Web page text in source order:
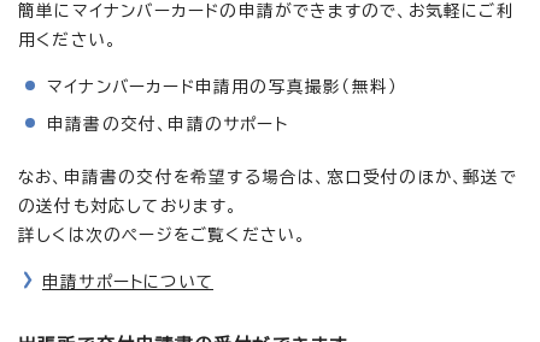
簡単にマイナンバーカードの申請ができますので、お気軽にご利
用ください。
マイナンバーカード申請用の写真撮影（無料）
申請書の交付、申請のサポート
なお、申請書の交付を希望する場合は、窓口受付のほか、郵送で
の送付も対応しております。
詳しくは次のページをご覧ください。
申請サポートについて